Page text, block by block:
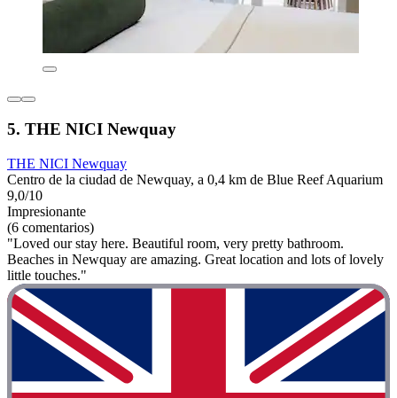
5. THE NICI Newquay
THE NICI Newquay
Centro de la ciudad de Newquay, a 0,4 km de Blue Reef Aquarium
9,0/10
Impresionante
(6 comentarios)
"Loved our stay here. Beautiful room, very pretty bathroom.
Beaches in Newquay are amazing. Great location and lots of lovely
little touches."